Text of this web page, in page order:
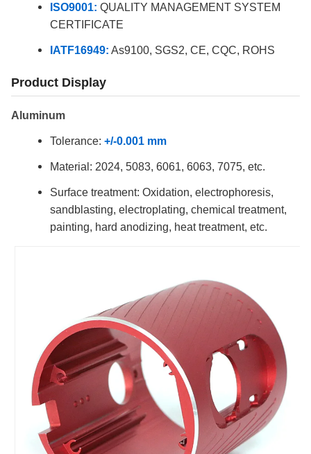
ISO9001: QUALITY MANAGEMENT SYSTEM
CERTIFICATE
IATF16949: As9100, SGS2, CE, CQC, ROHS
Product Display
Aluminum
Tolerance: +/-0.001 mm
Material: 2024, 5083, 6061, 6063, 7075, etc.
Surface treatment: Oxidation, electrophoresis,
sandblasting, electroplating, chemical treatment,
painting, hard anodizing, heat treatment, etc.